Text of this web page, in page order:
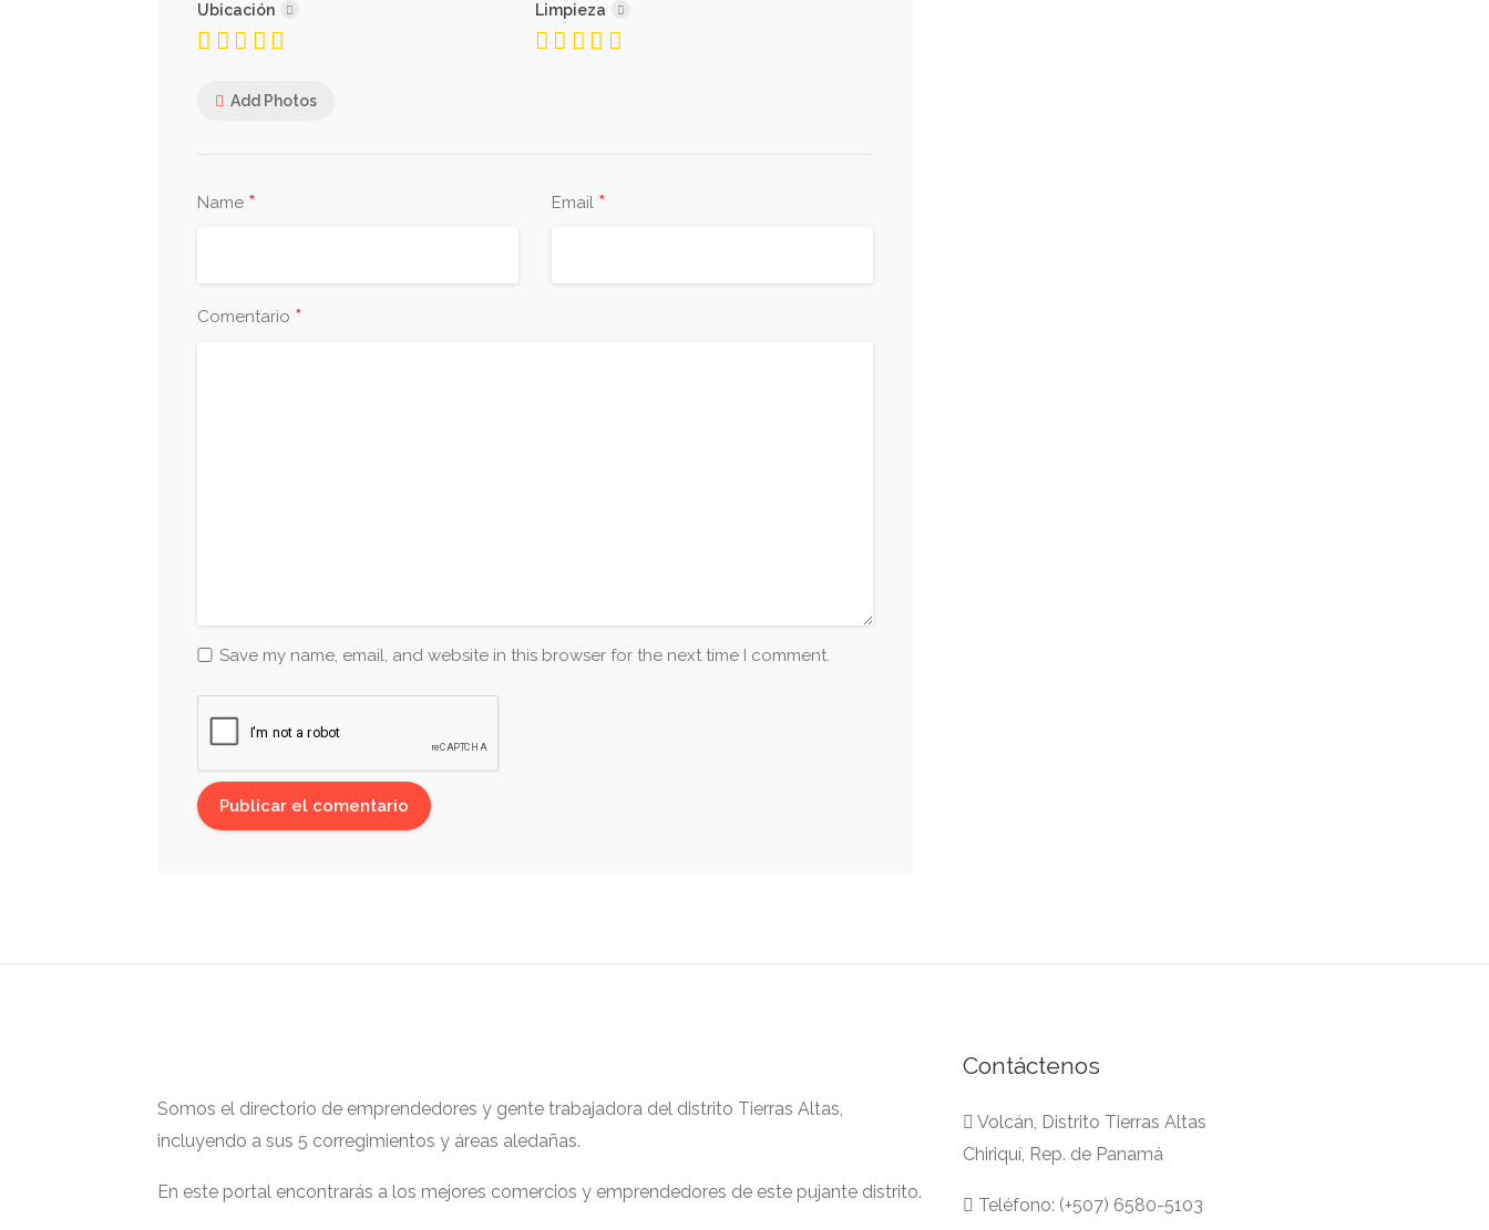
Ubicación Limpieza
Add Photos
Name * Email *
Comentario *
Save my name, email, and website in this browser for the next time I comment.
Somos el directorio de emprendedores y gente trabajadora del distrito Tierras Altas,
incluyendo a sus 5 corregimientos y áreas aledañas.
En este portal encontrarás a los mejores comercios y emprendedores de este pujante distrito.
Contáctenos
Volcán, Distrito Tierras Altas
Chiriquí, Rep. de Panamá
Teléfono: (+507) 6580-5103